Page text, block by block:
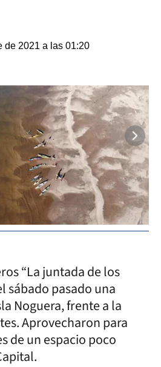
de 2021 a las 01:20
“La juntada de los
sábado pasado una
Noguera, frente a la
Aprovecharon para
de un espacio poco